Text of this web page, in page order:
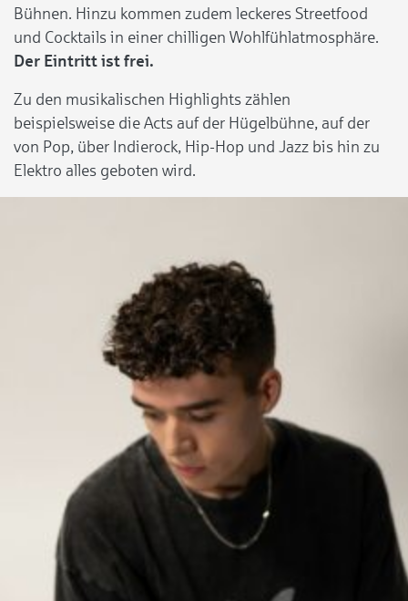
Bühnen. Hinzu kommen zudem leckeres Streetfood
und Cocktails in einer chilligen Wohlfühlatmosphäre.
Der Eintritt ist frei.
Zu den musikalischen Highlights zählen
beispielsweise die Acts auf der Hügelbühne, auf der
von Pop, über Indierock, Hip-Hop und Jazz bis hin zu
Elektro alles geboten wird.